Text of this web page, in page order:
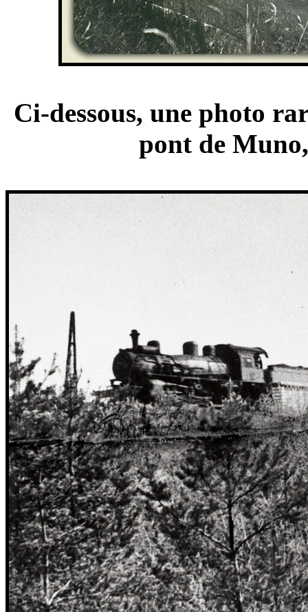
Ci-dessous, une photo
pont de